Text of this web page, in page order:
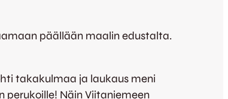
päällään maalin edustalta.
takakulmaa ja laukaus meni
perukoille! Näin Viitaniemeen